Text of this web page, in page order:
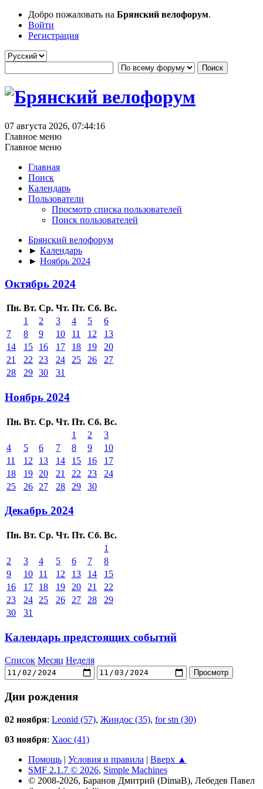
Добро пожаловать на Брянский велофорум.
Войти
Регистрация
07 августа 2026, 07:44:16
Главное меню
Главное меню
Главная
Поиск
Календарь
Пользователи
Просмотр списка пользователей
Поиск пользователей
Брянский велофорум
► Календарь
► Ноябрь 2024
Октябрь 2024
Пн. Вт. Ср. Чт. Пт. Сб. Вс.
1
2 3 4 5
6
7
8 9 10 11 12
13
14
15 16 17 18 19
20
21
22 23 24 25 26
27
28
29 30 31
Ноябрь 2024
Пн. Вт. Ср. Чт. Пт. Сб. Вс.
1
2
3
4
5 6 7 8 9
10
11
12 13 14 15 16
17
18
19 20 21 22 23
24
25
26 27 28 29 30
Декабрь 2024
Пн. Вт. Ср. Чт. Пт. Сб. Вс.
1
2
3 4 5 6 7
8
9
10 11 12 13 14
15
16
17 18 19 20 21
22
23
24 25 26 27 28
29
30
31
Календарь предстоящих событий
Список Месяц Неделя
Дни рождения
02 ноября: Leonid (57), Жиндос (35), for stn (30)
03 ноября: Хаос (41)
Помощь | Условия и правила | Вверх ▲
SMF 2.1.7 © 2026, Simple Machines
© 2008-2026, Баранов Дмитрий (DimaB), Лебедев Павел